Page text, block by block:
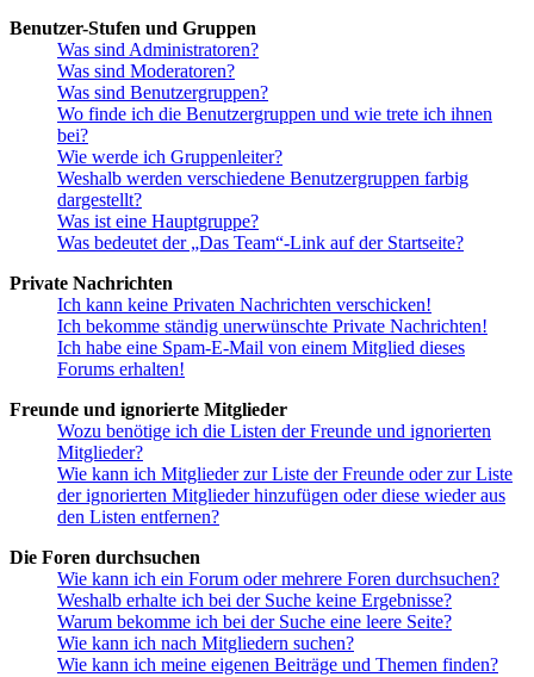
Benutzer-Stufen und Gruppen
Was sind Administratoren?
Was sind Moderatoren?
Was sind Benutzergruppen?
Wo finde ich die Benutzergruppen und wie trete ich ihnen
bei?
Wie werde ich Gruppenleiter?
Weshalb werden verschiedene Benutzergruppen farbig
dargestellt?
Was ist eine Hauptgruppe?
Was bedeutet der „Das Team“-Link auf der Startseite?
Private Nachrichten
Ich kann keine Privaten Nachrichten verschicken!
Ich bekomme ständig unerwünschte Private Nachrichten!
Ich habe eine Spam-E-Mail von einem Mitglied dieses
Forums erhalten!
Freunde und ignorierte Mitglieder
Wozu benötige ich die Listen der Freunde und ignorierten
Mitglieder?
Wie kann ich Mitglieder zur Liste der Freunde oder zur Liste
der ignorierten Mitglieder hinzufügen oder diese wieder aus
den Listen entfernen?
Die Foren durchsuchen
Wie kann ich ein Forum oder mehrere Foren durchsuchen?
Weshalb erhalte ich bei der Suche keine Ergebnisse?
Warum bekomme ich bei der Suche eine leere Seite?
Wie kann ich nach Mitgliedern suchen?
Wie kann ich meine eigenen Beiträge und Themen finden?